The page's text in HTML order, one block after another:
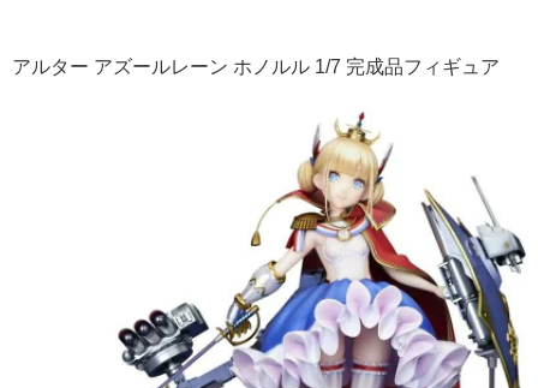
アルター アズールレーン ホノルル 1/7 完成品フィギュア